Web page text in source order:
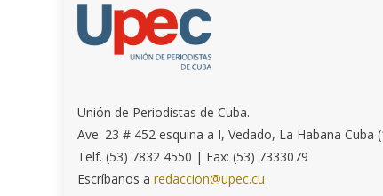
Unión de Periodistas de Cuba.
Ave. 23 # 452 esquina a I, Vedado, La Habana Cuba
Telf. (53) 7832 4550 | Fax: (53) 7333079
Escríbanos aredaccion@upec.cu